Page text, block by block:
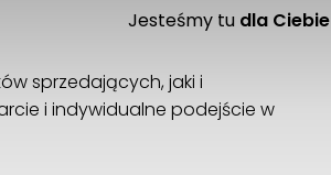
Jesteśmy tu dla Ciebie
sprzedających, jaki i
i indywidualne podejście w